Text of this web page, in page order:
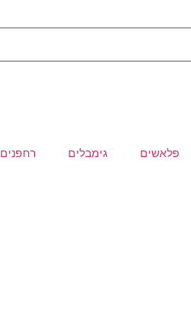
פלאשים גימבלים רחפנים